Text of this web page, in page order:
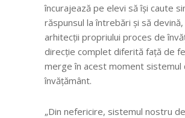
încurajează pe elevi să își caute
răspunsul la întrebări și să
arhitecții propriului proces de
direcție complet diferită față de
merge în acest moment sistemul
învățământ.
„Din nefericire, sistemul nostru de